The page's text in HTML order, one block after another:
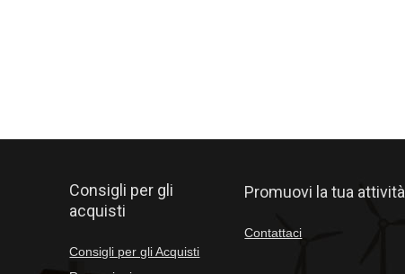
Consigli per gli
acquisti
Consigli per gli Acquisti
Promuovi la tua attività
Contattaci